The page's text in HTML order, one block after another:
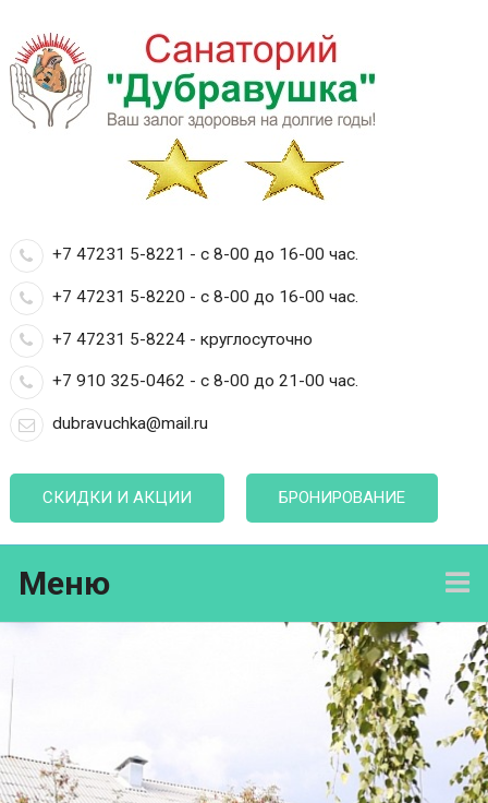
+7 47231 5-8221 - с 8-00 до 16-00 час.
+7 47231 5-8220 - с 8-00 до 16-00 час.
+7 47231 5-8224 - круглосуточно
+7 910 325-0462 - с 8-00 до 21-00 час.
dubravuchka@mail.ru
СКИДКИ И АКЦИИ БРОНИРОВАНИЕ
Меню